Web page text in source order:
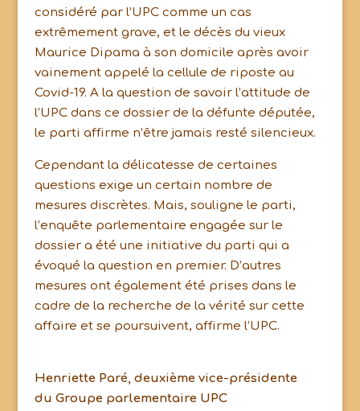
considéré par l’UPC comme un cas
extrêmement grave, et le décès du vieux
Maurice Dipama à son domicile après avoir
vainement appelé la cellule de riposte au
Covid-19. A la question de savoir l’attitude de
l’UPC dans ce dossier de la défunte députée,
le parti affirme n’être jamais resté silencieux.
Cependant la délicatesse de certaines
questions exige un certain nombre de
mesures discrètes. Mais, souligne le parti,
l’enquête parlementaire engagée sur le
dossier a été une initiative du parti qui a
évoqué la question en premier. D’autres
mesures ont également été prises dans le
cadre de la recherche de la vérité sur cette
affaire et se poursuivent, affirme l’UPC.
Henriette Paré, deuxième vice-présidente
du Groupe parlementaire UPC